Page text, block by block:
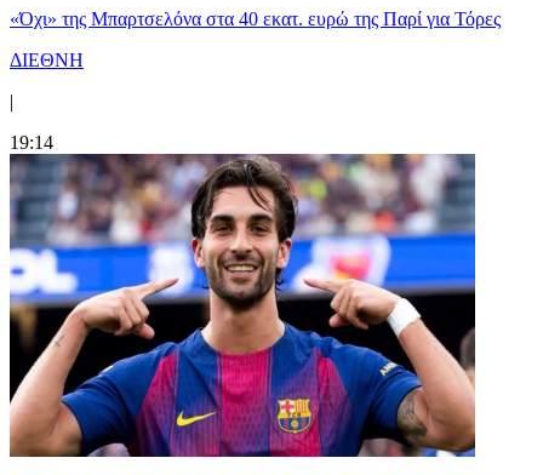
«Όχι» της Μπαρτσελόνα στα 40 εκατ. ευρώ της Παρί για Τόρες
ΔΙΕΘΝΗ
|
19:14